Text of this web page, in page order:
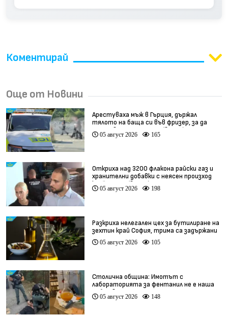
Коментирай
Още от Новини
Арестуваха мъж в Гърция, държал
тялото на баща си във фризер, за да
получава пенсията му (видео)
05 август 2026 165
Откриха над 3200 флакона райски газ и
хранителни добавки с неясен произход
край София (видео)
05 август 2026 198
Разкриха нелегален цех за бутилиране на
зехтин край София, трима са задържани
05 август 2026 105
Столична община: Имотът с
лабораторията за фентанил не е наша
собственост
05 август 2026 148